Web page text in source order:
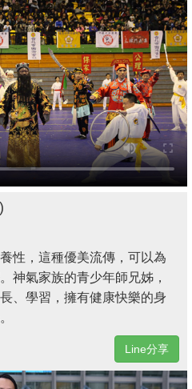
性，這種優美流傳，可以為
神氣家族的青少年師兄姊，
、學習，擁有健康快樂的身
Line分享